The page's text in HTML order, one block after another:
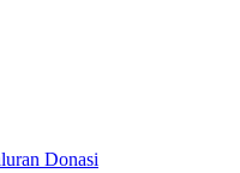
Donasi